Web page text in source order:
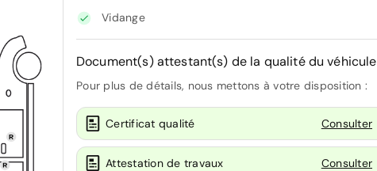
Vidange
Document(s) attestant(s) de la qualité du véhicule
Pour plus de détails, nous mettons à votre disposition :
Certificat qualité Consulter
Attestation de travaux Consulter